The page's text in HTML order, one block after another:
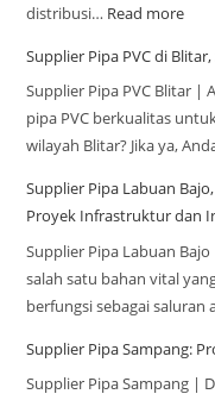
distribusi… Read more
Supplier Pipa PVC di
Supplier Pipa PVC Blitar |
pipa PVC berkualitas
wilayah Blitar? Jika ya,
Supplier Pipa Labuan
Proyek Infrastruktur dan
Supplier Pipa Labuan
salah satu bahan vital
berfungsi sebagai saluran
Supplier Pipa Sampang:
Supplier Pipa Sampang |